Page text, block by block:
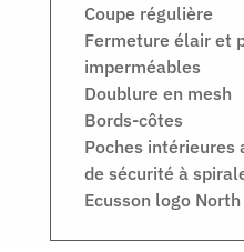
Coupe régulière
Fermeture élair et
imperméables
Doublure en mesh
Bords-côtes
Poches intérieures
de sécurité à
Ecusson logo